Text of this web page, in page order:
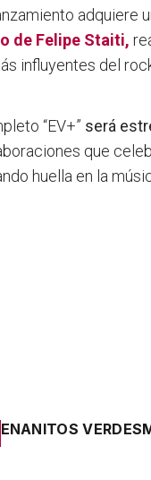
adquiere
de Felipe Staiti,
influyentes del
“EV+” será
que
huella en la
ENANITOS VERDES